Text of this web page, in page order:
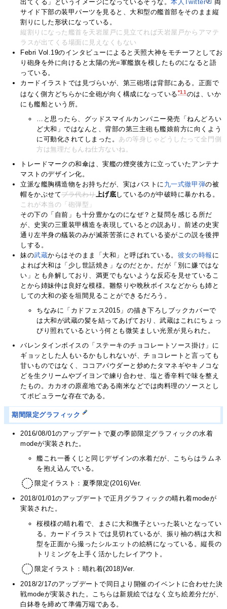
出てくる」というイメージになっているそうな。本人Twitter
両
サイド下部の装甲パーツを見ると、大和型の艦首部をそのまま縦
割りにした形状になっている。
縦割りになった艦首を天岩屋戸に見立てれば天岩屋戸からアマテ
ラスが出てくる場面に見えなくもない
Febri Vol.19のインタビューによると天照大神をモチーフとしてお
り砲身を外に向けると太陽の光=軍艦旗を模したものになると語
っている。
カードイラストでは見づらいが、第三砲塔は背部にある。正面で
はなく側方どちらかに全砲が向く構成になっている*11 のは、いか
にも艦船という所。
…と思ったら、グッドスマイルカンパニー発売「ねんどろい
ど大和」ではなんと、背部の第三主砲も艦娘前方に向くよう
に可動化されてしまった。 あの等身じゃどうしたって全門側
方は無理だもんね仕方ないね。
トレードマークの和傘は、実艦の煙突後方に立っていたアンテナ
マストのデザイン化。
立派な艦胸構造物をお持ちだが、実はバストに 九一式徹甲弾の被
帽をかぶせてブラ代わり上げ底しているのが中破時に暴かれる。
これが本当の「砲弾型」
その下の「自前」も十分豊かなのになぜ？と疑問を感じる所だ
が、史実の三重装甲構造を表現しているとの説あり。前述の史実
通り左半身の艤装のみが滅茶苦茶にされている姿がこの説を後押
しする。
妹の武蔵からはそのまま「大和」と呼ばれている。 彼女の時報 に
よれば大和は「少し世話焼き」なのだとか。だが「別に嫌ではな
い」とも弁解しており、満更でもないような反応を見せているこ
とから姉妹仲は良好な模様。雛祭りや晩秋ボイスなどからも姉と
しての大和の姿を垣間見ることができるだろう。
ちなみに「カドフェス2015」の描き下ろしブックカバーで
は大和が武蔵の髪を結ってあげており、武蔵はこれにちょっ
ぴり照れているという何とも微笑ましい光景が見られた。
バレンタインボイスの「ステーキのチョコレートソース掛け」に
ギョッとした人もいるかもしれないが、チョコレートと言っても
甘いものではなく、ココアパウダーと炒めたタマネギやキノコな
どを生クリームやブイヨンで練り合わせ、塩と香辛料で味を整え
たもの。カカオの原産地である南米などでは肉料理のソースとし
てポピュラーな存在である。
期間限定グラフィック
2016/08/01のアップデートで夏の季節限定グラフィックの水着
modeが実装された。
艦これ一番くじと同じデザインの水着だが、こちらはラムネ
を抱え込んでいる。
限定イラスト：夏季限定(2016)Ver.
2018/01/01のアップデートで正月グラフィックの晴れ着modeが
実装された。
桜模様の晴れ着で、まさに大和撫子といった装いとなってい
る。カードイラストでは見切れているが、振り袖の柄は大和
型を正面から撮ったシルエットの絵柄になっている。縦長の
トリミングを上手く活かしたレイアウト。
限定イラスト：晴れ着(2018)Ver.
2018/2/17のアップデートで同日より開催のイベントに合わせた決
戦modeが実装された。こちらは新規絵ではなく立ち絵差分だが、
白鉢巻を締めて準備万端である。